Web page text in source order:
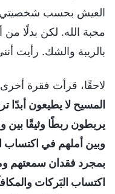
العيش بحسب شخصيتي
محبة الله. لكن بدلًا
بالريبة والشك. رأيت
لاحقًا، قرأت فقرة
المسيح لا يطيعون أبدًا
يربطون ربطًا وثيقًا بين
وبين أملهم في اكتساب
بمجرد فقدان سمعتهم
اكتساب البَركات